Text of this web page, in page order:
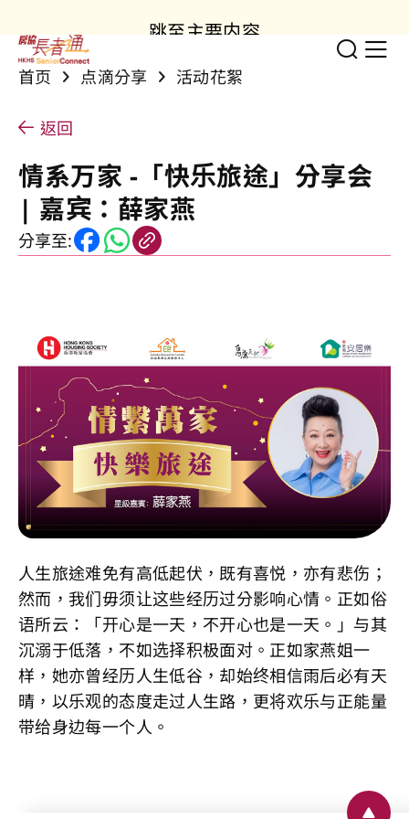
跳至主要内容
切换
显
首页 点滴分享 活动花絮
返回
情系万家 -「快乐旅途」分享会
| 嘉宾：薛家燕
分享至:
人生旅途难免有高低起伏，既有喜悦，亦有悲伤；
然而，我们毋须让这些经历过分影响心情。正如俗
语所云：「开心是一天，不开心也是一天。」与其
沉溺于低落，不如选择积极面对。正如家燕姐一
样，她亦曾经历人生低谷，却始终相信雨后必有天
晴，以乐观的态度走过人生路，更将欢乐与正能量
带给身边每一个人。